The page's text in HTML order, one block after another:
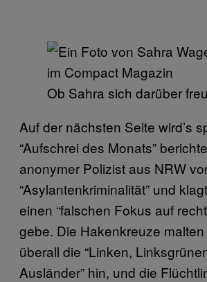
Ob Sahra sich darüber
Auf der nächsten Seite wird’s
“Aufschrei des Monats”
anonymer Polizist aus NRW
“Asylantenkriminalität” und
einen “falschen Fokus auf
gebe. Die Hakenkreuze
überall die “Linken,
Ausländer” hin, und die